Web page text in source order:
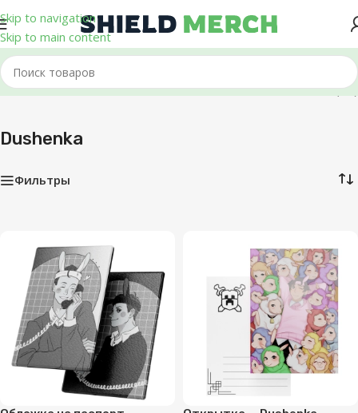
Skip to navigation
Skip to main content
Главная/Dushenka Показаны все (12)
Dushenka
Фильтры